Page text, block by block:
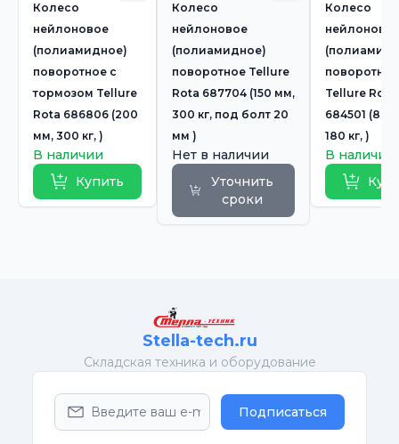
Колесо
нейлоновое
(полиамидное)
поворотное с
тормозом Tellure
Rota 686806 (200
мм, 300 кг, )
В наличии
Купить
Колесо
нейлоновое
(полиамидное)
поворотное Tellure
Rota 687704 (150 мм,
300 кг, под болт 20
мм )
Нет в наличии
Уточнить
сроки
Колесо
поворотное
Tellure Rota
684501 (80
180 кг, )
В наличии
Stella-tech.ru
Cкладская техника и оборудование
Подписаться